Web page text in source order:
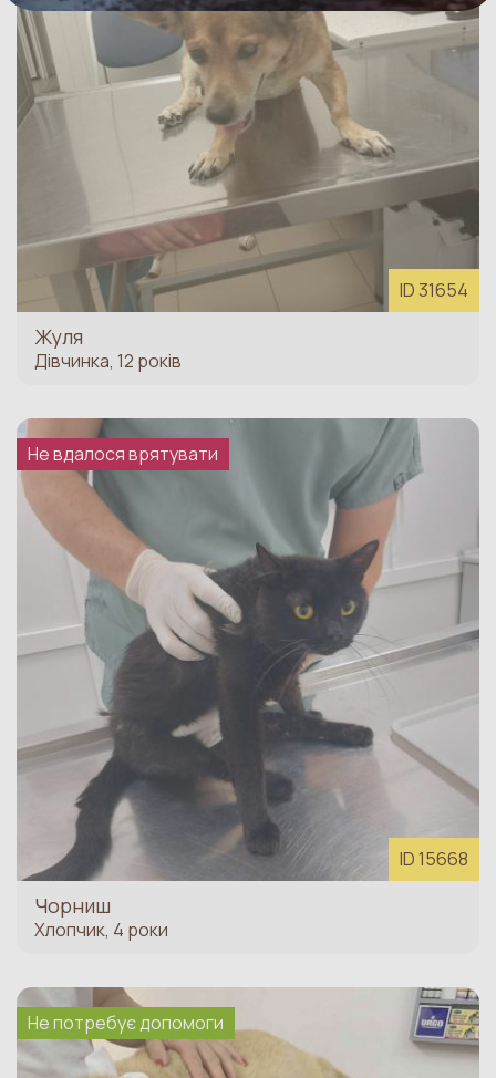
ID 31654
Жуля
Дівчинка, 12 років
ID 15668
Не вдалося врятувати
Чорниш
Хлопчик, 4 роки
Не потребує допомоги